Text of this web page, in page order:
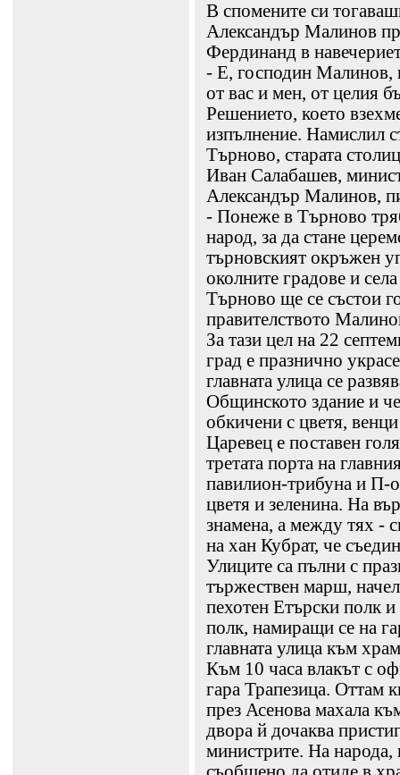
В спомените си
Александър Малинов
Фердинанд в
- Е, господин Малинов,
от вас и мен, от целия
Решението, което
изпълнение. Намислил
Търново, старата
Иван Салабашев,
Александър Малинов,
- Понеже в Търново
народ, за да стане
търновският окръжен
околните градове и
Търново ще се състои
правителството
За тази цел на 22
град е празнично
главната улица се
Общинското здание и
обкичени с цветя,
Царевец е поставен
третата порта на
павилион-трибуна и П-
цветя и зеленина. На
знамена, а между тях -
на хан Кубрат, че
Улиците са пълни с
тържествен марш,
пехотен Етърски полк
полк, намиращи се на
главната улица към
Към 10 часа влакът с
гара Трапезица. Оттам
през Асенова махала
двора й дочаква
министрите. На народа,